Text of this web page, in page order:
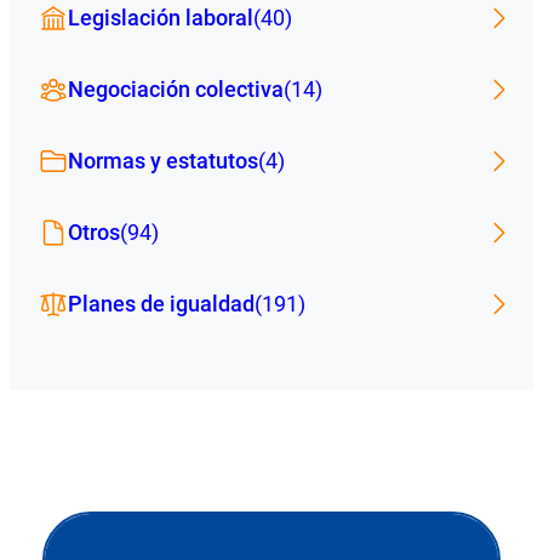
Legislación laboral (40)
Negociación colectiva(14)
Normas y estatutos(4)
Otros(94)
Planes de igualdad(191)